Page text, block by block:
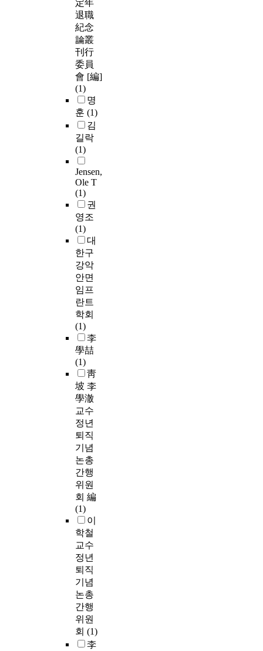
定年
退職
紀念
論叢
刊行
委員
會 [編]
(1)
명
훈 (1)
김
길락
(1)
Jensen,
Ole T
(1)
권
영조
(1)
대
한구
강악
안면
임프
란트
학회
(1)
李
學喆
(1)
靑
坡 李
學澈
교수
정년
퇴직
기념
논총
간행
위원
회 編
(1)
이
학철
교수
정년
퇴직
기념
논총
간행
위원
회 (1)
李